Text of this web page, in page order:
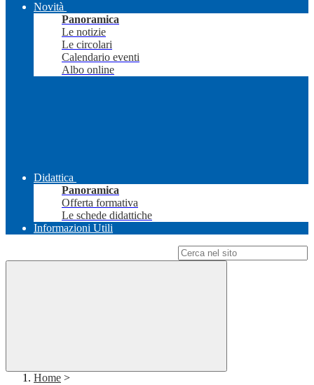
Novità
Panoramica
Le notizie
Le circolari
Calendario eventi
Albo online
Didattica
Panoramica
Offerta formativa
Le schede didattiche
Informazioni Utili
Home >